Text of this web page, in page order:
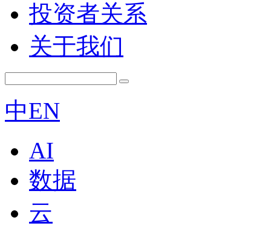
投资者关系
关于我们
中EN
AI
数据
云